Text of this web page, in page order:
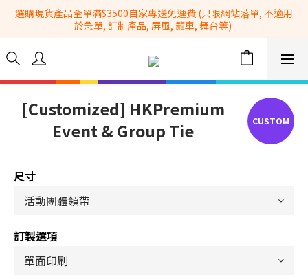
全港No.1一站式設備租售及採購服務供應商
選購現貨產品全單滿$3500自家專送免運費 (只限網站落單, 不適用
於急單, 訂制產品, 屏風, 籠車, 舞台等)
info@hkbasket.com
[Customized] HKPremium
Event & Group Tie
尺寸
訂製選項